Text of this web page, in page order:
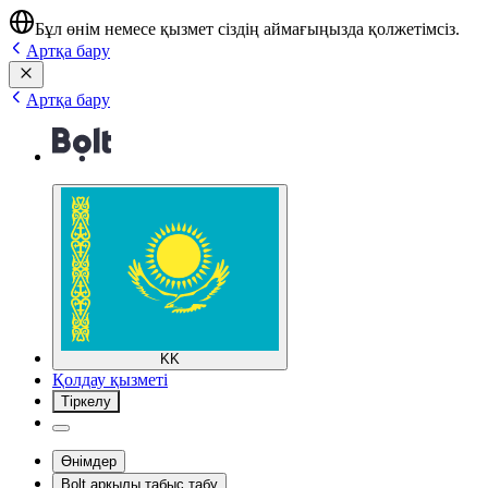
Бұл өнім немесе қызмет сіздің аймағыңызда қолжетімсіз.
Артқа бару
Артқа бару
KK
Қолдау қызметі
Тіркелу
Өнімдер
Bolt арқылы табыс табу